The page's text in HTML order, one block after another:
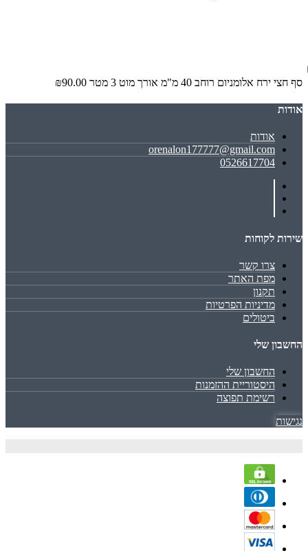
סף חצי ירח אלומניום רוחב 40 מ"מ אורך מוט 3 מטר ₪90.00
אודות
אודות
orenalon177777@gmail.com
0526617704
שירות לקוחות
צרו קשר
מפת האתר
תקנון
מדיניות הפרטיות
ביטולים
החשבון שלי
החשבון שלי
היסטוריית ההזמנות
רשימת תפוצה
נגישות